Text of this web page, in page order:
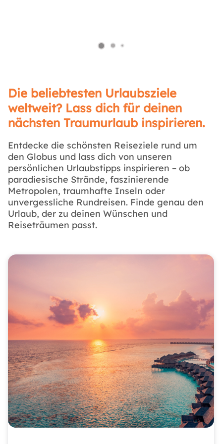
Die beliebtesten Urlaubsziele
weltweit? Lass dich für deinen
nächsten Traumurlaub inspirieren.
Entdecke die schönsten Reiseziele rund um
den Globus und lass dich von unseren
persönlichen Urlaubstipps inspirieren – ob
paradiesische Strände, faszinierende
Metropolen, traumhafte Inseln oder
unvergessliche Rundreisen. Finde genau den
Urlaub, der zu deinen Wünschen und
Reiseträumen passt.